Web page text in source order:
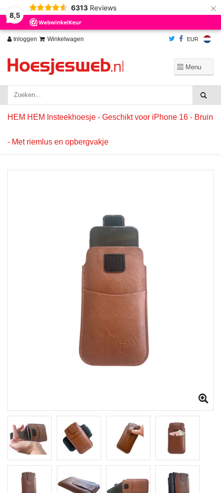
8,5
6313 Reviews ×
Inloggen Winkelwagen EUR
HEM HEM Insteekhoesje - Geschikt voor iPhone 16 - Bruin
- Met riemlus en opbergvakje
Wij slaan cookies op om onze website te verbeteren. Is dat akkoord?
Ja
Nee